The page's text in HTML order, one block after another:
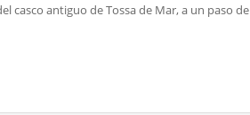
casco antiguo de Tossa de Mar, a un paso de